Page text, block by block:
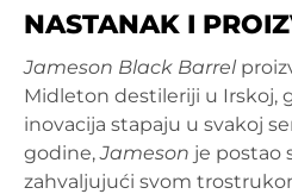
NASTANAK I
Jameson Black Barrel
Midleton destileriji u Irskoj,
inovacija stapaju u svakoj
godine,Jameson je postao
zahvaljujući svom